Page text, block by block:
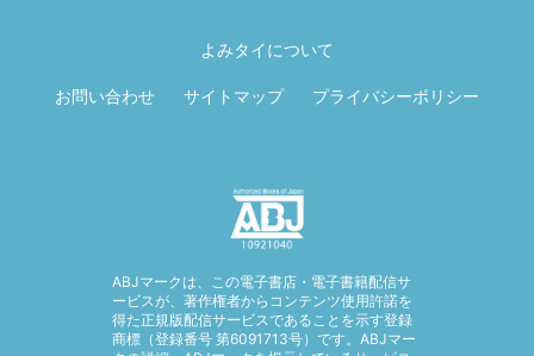
よみタイについて
お問い合わせ サイトマップ プライバシーポリシー
ABJマークは、この電子書店・電子書籍配信サ
ービスが、著作権者からコンテンツ使用許諾を
得た正規版配信サービスであることを示す登録
商標（登録番号 第6091713号）です。ABJマー